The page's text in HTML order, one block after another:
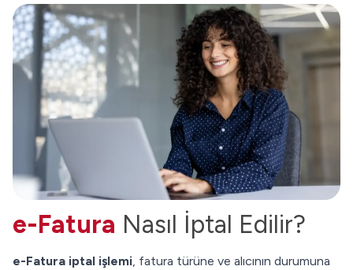
e-Fatura Nasıl İptal Edilir?
e-Fatura iptal işlemi, fatura türüne ve alıcının durumuna